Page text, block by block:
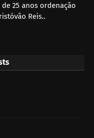
25 anos ordenação
Reis..